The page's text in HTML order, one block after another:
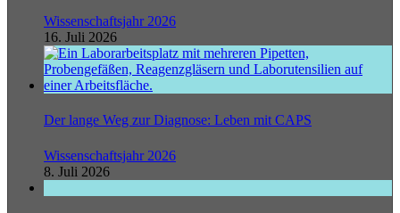
Wissenschaftsjahr 2026
16. Juli 2026
Der lange Weg zur Diagnose: Leben mit CAPS
Wissenschaftsjahr 2026
8. Juli 2026